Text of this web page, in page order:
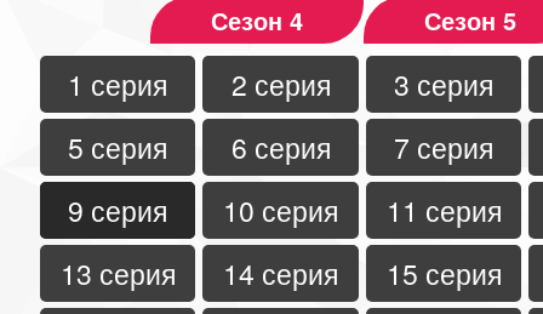
Сезон 4
Сезон 5
1 серия 2 серия
3 серия
5 серия
6 серия
7 серия
9 серия
10 серия
11 серия
13 серия
14 серия
15 серия